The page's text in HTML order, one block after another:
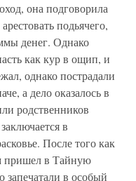
она подговорила
подьячего,
денег. Однако
как кур в ощип, и
однако пострадали
а дело оказалось в
родственников
в
После того как
пришел в Тайную
в особый